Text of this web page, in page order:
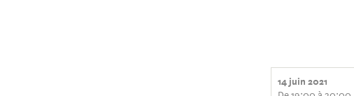
14 juin 2021